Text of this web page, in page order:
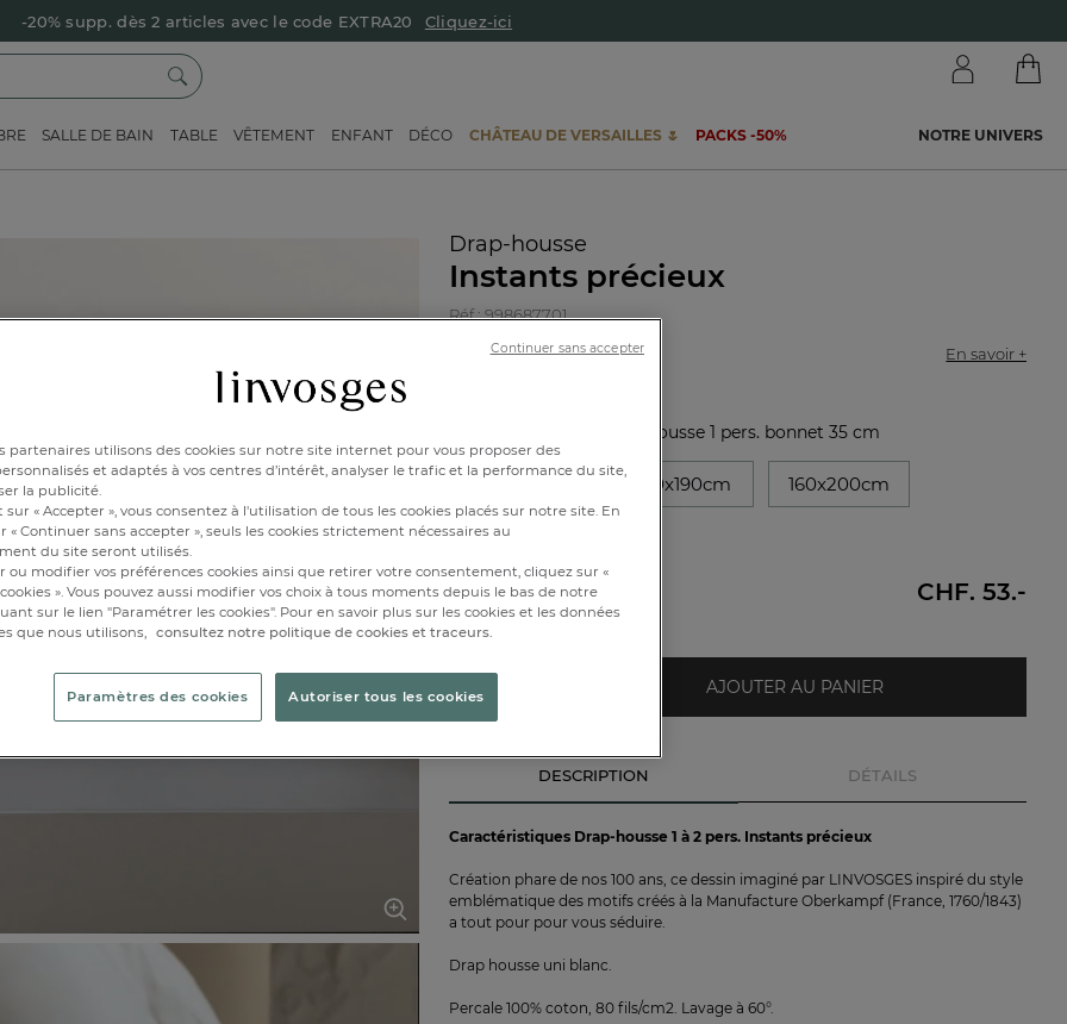
-20% supp. dès 2 articles avec le code EXTRA20 Cliquez-ici
SALLE DE BAIN TABLE VÊTEMENT ENFANT DÉCO CHÂTEAU DE VERSAILLES 🌷 PACKS -50% NOTRE UNIVERS
Drap-housse
Instants précieux
Réf : 998687701
En savoir +
Drap-housse 1 pers. bonnet 35 cm
90x190cm 140x190cm 160x200cm
180x200cm
Disponible CHF. 53.-
AJOUTER AU PANIER
DESCRIPTION DÉTAILS
Caractéristiques Drap-housse 1 à 2 pers. Instants précieux
Création phare de nos 100 ans, ce dessin imaginé par LINVOSGES inspiré du style
emblématique des motifs créés à la Manufacture Oberkampf (France, 1760/1843)
a tout pour pour vous séduire.
Drap housse uni blanc.
Percale 100% coton, 80 fils/cm2. Lavage à 60°.
partenaires utilisons des cookies sur notre site internet pour vous proposer des
et adaptés à vos centres d’intérêt, analyser le trafic et la performance du site,
la publicité.
« Accepter », vous consentez à l'utilisation de tous les cookies placés sur notre site. En
« Continuer sans accepter », seuls les cookies strictement nécessaires au
du site seront utilisés.
ou modifier vos préférences cookies ainsi que retirer votre consentement, cliquez sur «
». Vous pouvez aussi modifier vos choix à tous moments depuis le bas de notre
sur le lien "Paramétrer les cookies". Pour en savoir plus sur les cookies et les données
que nous utilisons, consultez notre politique de cookies et traceurs.
Paramètres des cookies Autoriser tous les cookies
Continuer sans accepter